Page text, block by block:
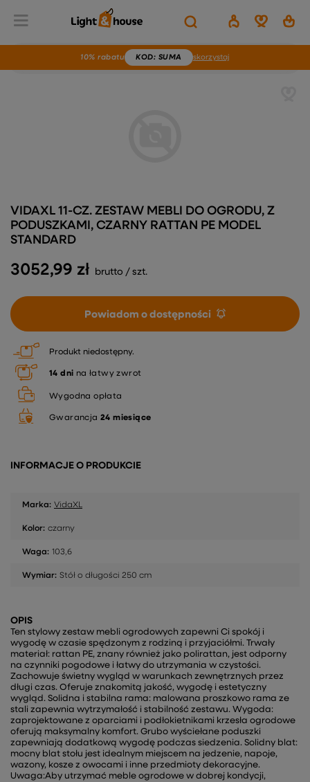
10% rabatu KOD: SUMA skorzystaj
3052,99 zł brutto / szt.
Powiadom o dostępności
VIDAXL 11-CZ. ZESTAW MEBLI DO OGRODU, Z
PODUSZKAMI, CZARNY RATTAN PE MODEL
STANDARD
Produkt niedostępny
14 dni na łatwy zwrot
Wygodna opłata
Gwarancja 24 miesiące
INFORMACJE O PRODUKCIE
Marka: VidaXL
Kolor: czarny
Waga: 103,6
Wymiar: Stół o długości 250 cm
OPIS
Ten stylowy zestaw mebli ogrodowych zapewni Ci spokój i
wygodę w czasie spędzonym z rodziną i przyjaciółmi. Trwały
materiał: rattan PE, znany również jako polirattan, jest odporny
na czynniki pogodowe i łatwy do utrzymania w czystości.
Zachowuje świetny wygląd w warunkach zewnętrznych przez
długi czas. Oferuje znakomitą jakość, wygodę i estetyczny
wygląd. Solidna i stabilna rama: malowana proszkowo rama ze
stali zapewnia wytrzymałość i stabilność zestawu. Wygoda:
zaprojektowane z oparciami i podłokietnikami krzesła ogrodowe
oferują maksymalny komfort. Grubo wyściełane poduszki
zapewniają dodatkową wygodę podczas siedzenia. Solidny blat:
mocny blat stołu jest idealnym miejscem na jedzenie, napoje,
wazony, kosze z owocami i inne przedmioty dekoracyjne.
Uwaga:Aby utrzymać meble ogrodowe w dobrej kondycji,